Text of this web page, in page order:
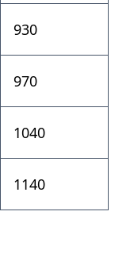
930
970
1040
1140